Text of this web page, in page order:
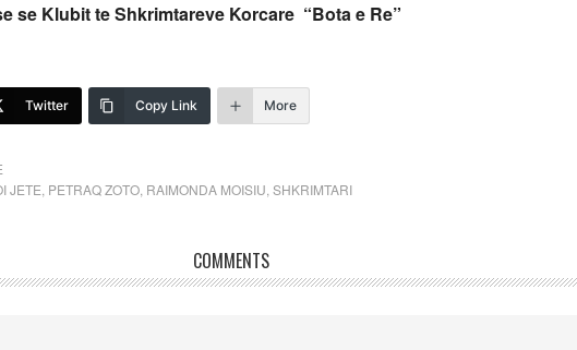
se Klubit te Shkrimtareve Korcare “Bota e Re”
Twitter Copy Link More
JETE PETRAQ ZOTO RAIMONDA MOISIU SHKRIMTARI
COMMENTS